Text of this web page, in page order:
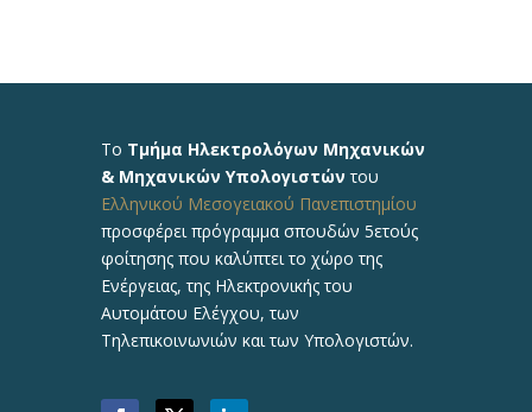
Το Τμήμα Ηλεκτρολόγων Μηχανικών
& Μηχανικών Υπολογιστώντου
Ελληνικού Μεσογειακού Πανεπιστημίου
προσφέρει πρόγραμμα σπουδών 5ετούς
φοίτησης που καλύπτει το χώρο της
Ενέργειας, της Ηλεκτρονικής του
Αυτομάτου Ελέγχου, των
Τηλεπικοινωνιών και των Υπολογιστών.